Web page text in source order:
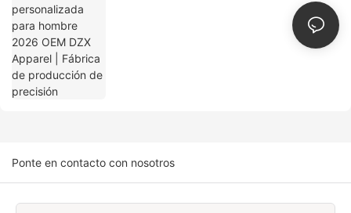
Ponte en contacto con nosotros